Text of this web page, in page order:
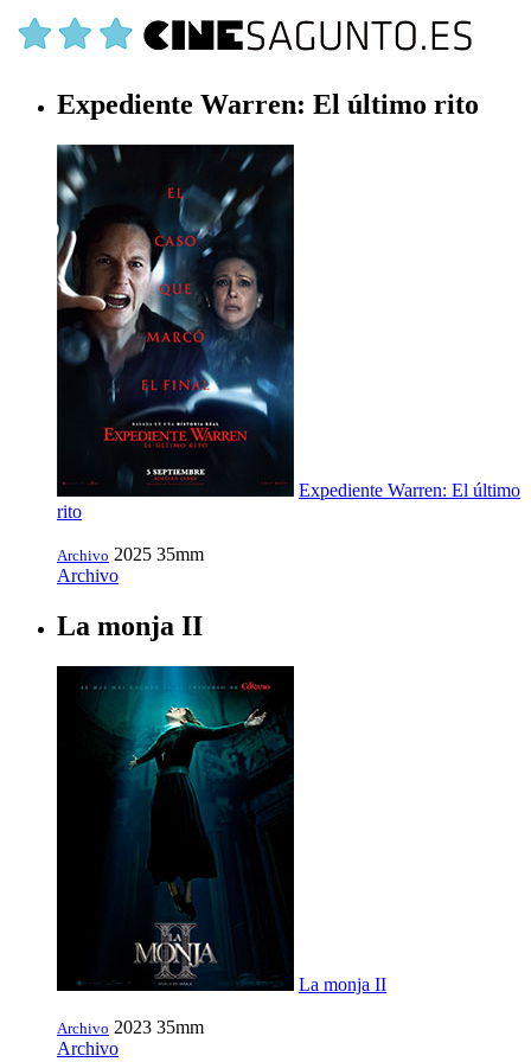
Expediente Warren: El último rito
Expediente Warren: El último
rito
Archivo 2025 35mm
Archivo
La monja II
La monja II
Archivo 2023 35mm
Archivo